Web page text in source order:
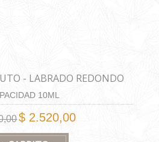
- LABRADO REDONDO
10ML
$ 2.520,00